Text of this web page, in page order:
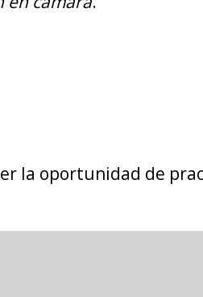
la oportunidad de